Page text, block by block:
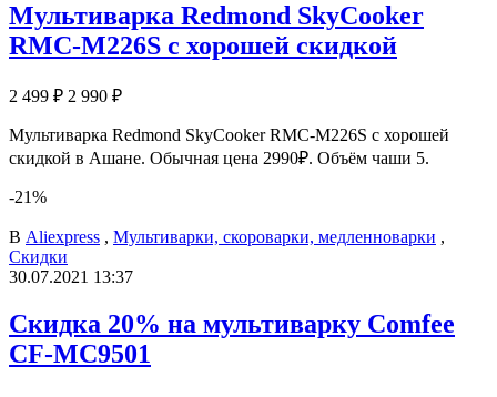
Мультиварка Redmond SkyCooker
RMC-M226S с хорошей скидкой
2 499 ₽ 2 990 ₽
Мультиварка Redmond SkyCooker RMC-M226S с хорошей
скидкой в Ашане. Обычная цена 2990₽. Объём чаши 5.
-21%
В Aliexpress , Мультиварки, скороварки, медленноварки ,
Скидки
30.07.2021 13:37
Скидка 20% на мультиварку Comfee
CF-MC9501